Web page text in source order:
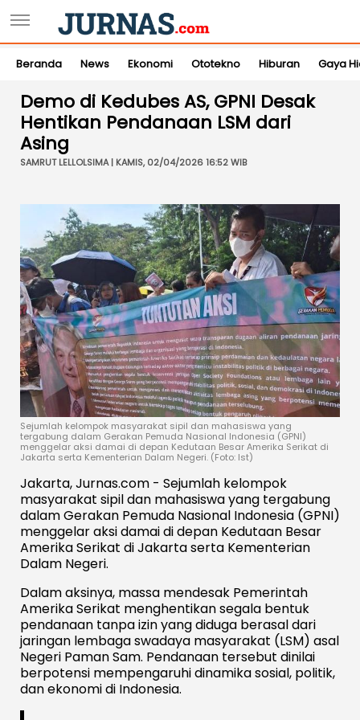
Beranda News Ekonomi Ototekno Hiburan Gaya
Demo di Kedubes AS, GPNI Desak
Hentikan Pendanaan LSM dari
Asing
SAMRUT LELLOLSIMA | KAMIS, 02/04/2026 16:52 WIB
Sejumlah kelompok masyarakat sipil dan mahasiswa yang
tergabung dalam Gerakan Pemuda Nasional Indonesia (GPNI)
menggelar aksi damai di depan Kedutaan Besar Amerika Serikat di
Jakarta serta Kementerian Dalam Negeri. (Foto: Ist)
Jakarta, Jurnas.com - Sejumlah kelompok
masyarakat sipil dan mahasiswa yang tergabung
dalam Gerakan Pemuda Nasional Indonesia (GPNI)
menggelar aksi damai di depan Kedutaan Besar
Amerika Serikat di Jakarta serta Kementerian
Dalam Negeri.
Dalam aksinya, massa mendesak Pemerintah
Amerika Serikat menghentikan segala bentuk
pendanaan tanpa izin yang diduga berasal dari
jaringan lembaga swadaya masyarakat (LSM) asal
Negeri Paman Sam. Pendanaan tersebut dinilai
berpotensi mempengaruhi dinamika sosial, politik,
dan ekonomi di Indonesia.